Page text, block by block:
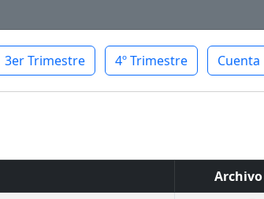
3er Trimestre 4º Trimestre Cuenta
Archivo